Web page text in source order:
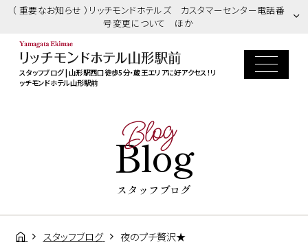
（ 重要なお知らせ ）リッチモンドホテルズ カスタマーセンター電話番
号変更について ほか
スタッフブログ | 山形駅西口徒歩5分・蔵王エリアに好アクセス！リ
ッチモンドホテル山形駅前
Blog
Blog
スタッフブログ
スタッフブログ 夜のプチ贅沢★